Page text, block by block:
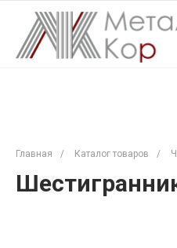
Главная / Каталог товаров /